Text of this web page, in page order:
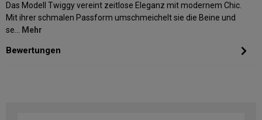
Das Modell Twiggy vereint zeitlose Eleganz mit modernem Chic.
Mit ihrer schmalen Passform umschmeichelt sie die Beine und
se… Mehr
Bewertungen